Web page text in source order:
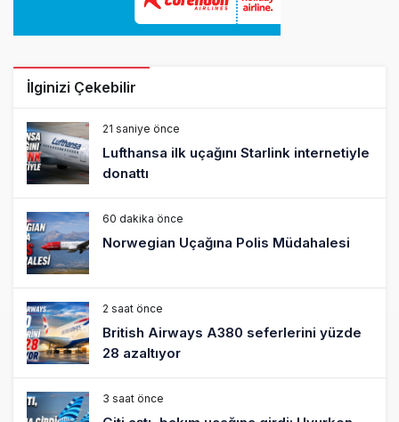
İlginizi Çekebilir
21 saniye önce
Lufthansa ilk uçağını Starlink internetiyle
donattı
60 dakika önce
Norwegian Uçağına Polis Müdahalesi
2 saat önce
British Airways A380 seferlerini yüzde
28 azaltıyor
3 saat önce